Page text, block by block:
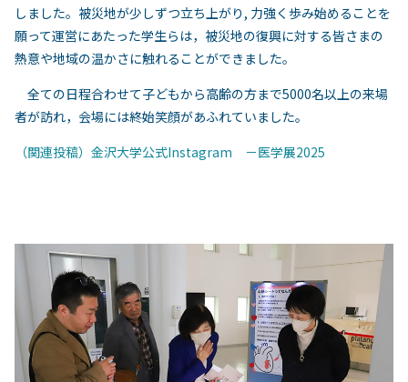
しました。被災地が少しずつ立ち上がり, 力強く歩み始めることを
願って運営にあたった学生らは，被災地の復興に対する皆さまの
熱意や地域の温かさに触れることができました。
全ての日程合わせて子どもから高齢の方まで5000名以上の来場
者が訪れ，会場には終始笑顔があふれていました。
（関連投稿） 金沢大学公式Instagram －医学展2025